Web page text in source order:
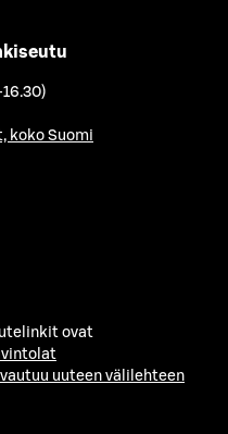
koko Suomi
ovat
uuteen välilehteen